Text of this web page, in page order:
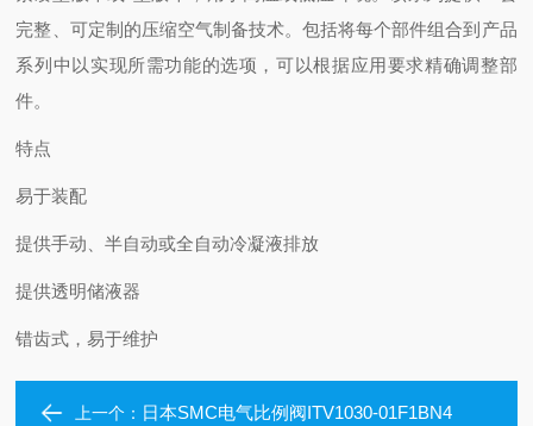
完整、可定制的压缩空气制备技术。包括将每个部件组合到产品
系列中以实现所需功能的选项，可以根据应用要求精确调整部
件。
特点
易于装配
提供手动、半自动或全自动冷凝液排放
提供透明储液器
错齿式，易于维护
上一个： 日本SMC电气比例阀ITV1030-01F1BN4